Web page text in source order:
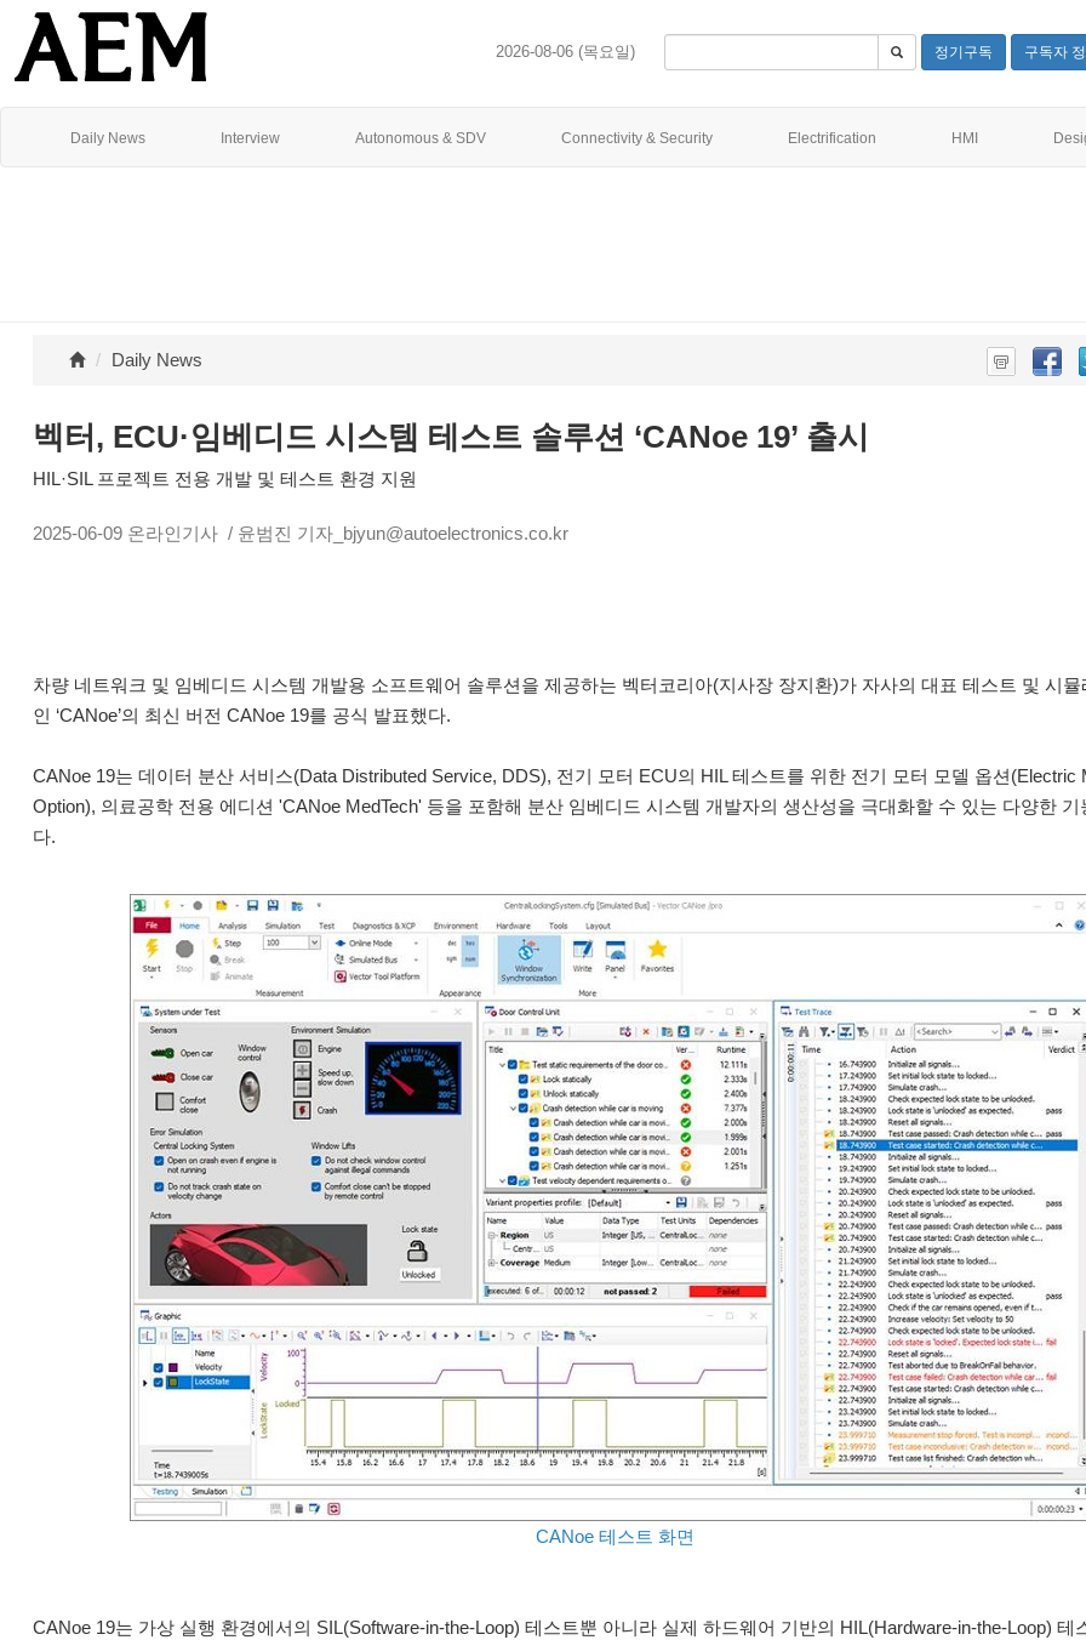
2026-08-06 (목요일) 정기구독 구독자
Daily News Interview Autonomous & SDV Connectivity & Security Electrification HMI
Daily News
벡터, ECU·임베디드 시스템 테스트 솔루션 ‘CANoe 19’ 출시
HIL·SIL 프로젝트 전용 개발 및 테스트 환경 지원
2025-06-09 온라인기사 / 윤범진 기자_bjyun@autoelectronics.co.kr
차량 네트워크 및 임베디드 시스템 개발용 소프트웨어 솔루션을 제공하는 벡터코리아(지사장 장지환)가 자사의 대표 테스트 및 시뮬
인 ‘CANoe’의 최신 버전 CANoe 19를 공식 발표했다.
CANoe 19는 데이터 분산 서비스(Data Distributed Service, DDS), 전기 모터 ECU의 HIL 테스트를 위한 전기 모터 모델 옵션(Electric
Option), 의료공학 전용 에디션 'CANoe MedTech' 등을 포함해 분산 임베디드 시스템 개발자의 생산성을 극대화할 수 있는 다양한 기
다.
CANoe 테스트 화면
CANoe 19는 가상 실행 환경에서의 SIL(Software-in-the-Loop) 테스트뿐 아니라 실제 하드웨어 기반의 HIL(Hardware-in-the-Loop) 테